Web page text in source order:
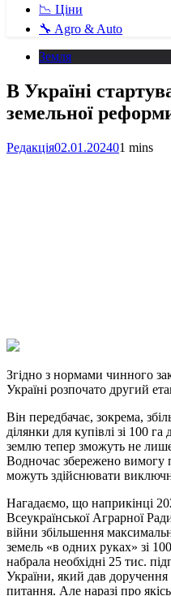
📉 Ціни
🔧 Agro & Auto
Земля
В Україні
земельної
Редакція02.01.202401 mins
Link
Print
Згідно з нормами чинного
Україні розпочато другий
Він передбачає, зокрема,
ділянки для купівлі зі 100
землю тепер зможуть не
Водночас збережено вимогу
можуть здійснювати
Нагадаємо, що наприкінці
Всеукраїнської Аграрної
війни збільшення
земель «в одних руках» зі
набрала необхідні 25 тис.
України, який дав
питання. Але наразі про